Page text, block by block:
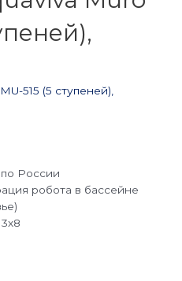
по России
робота в бассейне